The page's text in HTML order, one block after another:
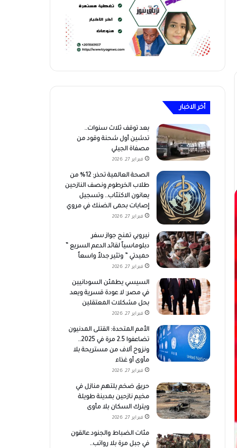
أخر الاخبار
بعد توقف ثلاث سنوات..
تدشين أول شحنة وقود من
مصفاة الجيلي
فبراير 27, 2026
الصحة العالمية تحذر: 12% من
طلاب الخرطوم ونصف النازحين
يعانون الاكتئاب.. وتسجيل
إصابات بحمى الضنك في مروي
فبراير 27, 2026
نيروبي تمنح جواز سفر
دبلوماسياً لقائد الدعم السريع ”
حميدتي ” وتثير جدلاً واسعاً
فبراير 27, 2026
السيسي يطمئن السودانيين
في مصر: لا عودة قسرية ويعد
بحل مشكلات المعتقلين
فبراير 27, 2026
الأمم المتحدة: القتلى المدنيون
تضاعفوا 2.5 مرة في 2025..
ونزوح آلاف من مستريحة بلا
مأوى أو غذاء
فبراير 27, 2026
حريق ضخم يلتهم منازل في
مخيم نازحين بمدينة طويلة
ويترك السكان بلا مأوى
فبراير 27, 2026
مئات الضباط والجنود عالقون
في جبل مرة بلا رواتب..